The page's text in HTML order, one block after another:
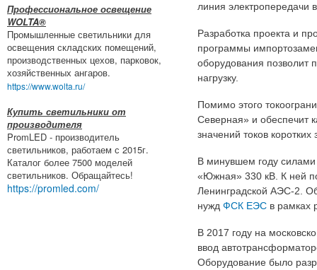
Профессиональное освещение
WOLTA®
Промышленные светильники для
освещения складских помещений,
производственных цехов, парковок,
хозяйственных ангаров.
https://www.wolta.ru/
Купить светильники от
производителя
PromLED - производитель
светильников, работаем с 2015г.
Каталог более 7500 моделей
светильников. Обращайтесь!
https://promled.com/
линия электропередачи
Разработка проекта и
программы
оборудования позволит
нагрузку.
Помимо этого
Северная» и обеспечит
значений токов
В минувшем году
«Южная» 330 кВ. К ней
Ленинградской АЭС-2.
нужд ФСК ЕЭС в рамках
В 2017 году на
ввод
Оборудование было